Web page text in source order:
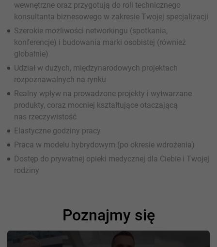
wewnętrzne oraz przygotują do roli technicznego
konsultanta biznesowego w zakresie Twojej specjalizacji
Szerokie możliwości networkingu (spotkania,
konferencje) i budowania marki osobistej (również
globalnie)
Udział w dużych, międzynarodowych projektach
rozpoznawalnych na rynku
Realny wpływ na prowadzone projekty i wytwarzane
produkty, coraz mocniej kształtujące otaczającą
nas rzeczywistość
Elastyczne godziny pracy
Praca w modelu hybrydowym (po okresie wdrożenia)
Dostęp do prywatnej opieki medycznej dla Ciebie i Twojej
rodziny
Poznajmy się